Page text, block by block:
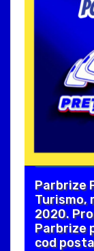
Parbrize
Turismo,
2020.
Parbrize
cod